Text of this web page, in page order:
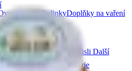
pasty BylinkyDoplňky na vaření
kategorie
a granolaOvoce do müsli Další
snídaně
Další kategorie